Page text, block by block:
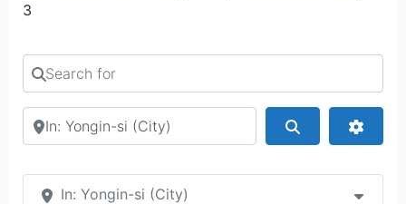
3
Search for
Search by city or country
In: Yongin-si (City)